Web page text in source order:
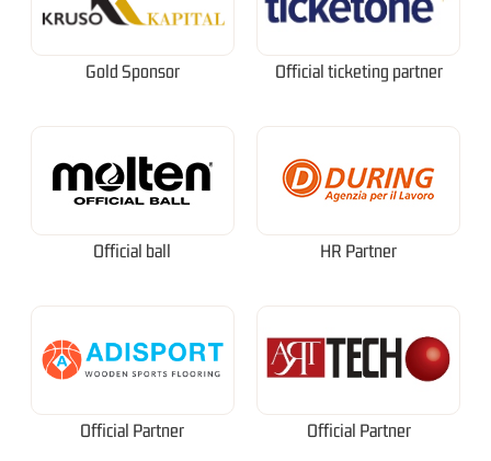
Gold Sponsor Official ticketing partner
Official ball HR Partner
Official Partner Official Partner